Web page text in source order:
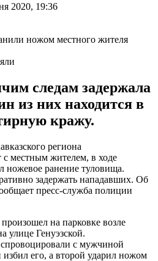
2020, 19:36
следам задержала
из них находится в
кражу.
региона
местным жителем, в ходе
ножевое ранение туловища.
задержать нападавших. Об
пресс-служба полиции
на парковке возле
улице Генуэзской.
с мужчиной
его, а второй ударил ножом